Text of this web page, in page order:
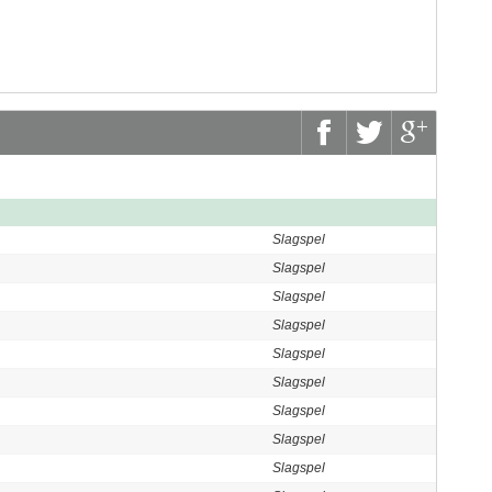
Slagspel
Slagspel
Slagspel
Slagspel
Slagspel
Slagspel
Slagspel
Slagspel
Slagspel